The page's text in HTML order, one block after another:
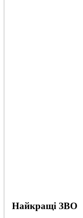
Найкращі ЗВО